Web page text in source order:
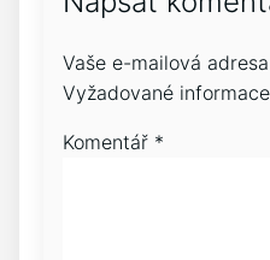
Vaše e-mailová
Vyžadované
Komentář *